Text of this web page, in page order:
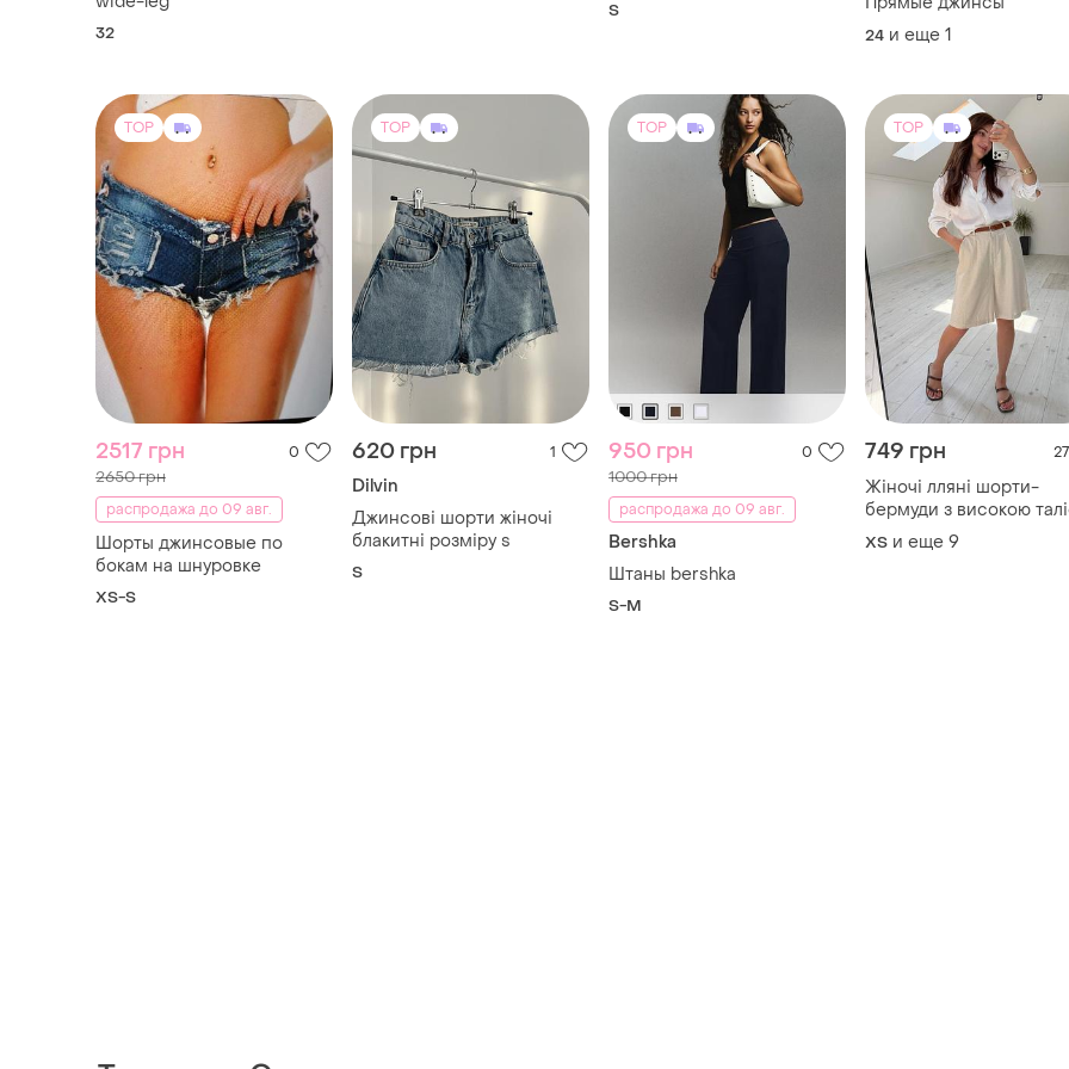
32
S
24 и еще 1
TOP
2517 грн 0
2650 грн
распродажа до 09 авг.
Шорты джинсовые по
бокам на шнуровке
XS-S
TOP
620 грн 1
Dilvin
Джинсові шорти жіночі
блакитні розміру s
S
TOP
950 грн 0
1000 грн
распродажа до 09 авг.
Bershka
Штаны bershka
S-M
TOP
749 грн 27
Жіночі лляні шорти-
бермуди з високою
та кишенями | 42–60
розмір | чорні, бежеві,
ХS и еще 9